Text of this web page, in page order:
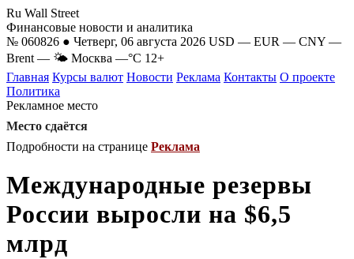
Ru Wall Street
Финансовые новости и аналитика
№ 060826 ● Четверг, 06 августа 2026 USD — EUR — CNY —
Brent — 🌤 Москва —°C 12+
Главная Курсы валют Новости Реклама Контакты О проекте
Политика
Рекламное место
Место сдаётся
Подробности на странице Реклама
Международные резервы
России выросли на $6,5
млрд